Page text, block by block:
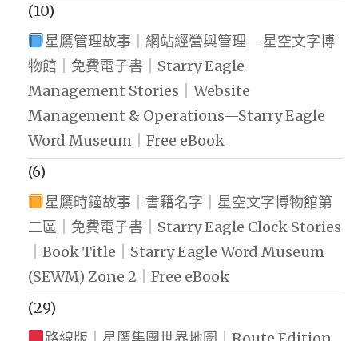
(10)
星鷹管理故事｜網站經營與管理—星空文字博
物館｜免費電子書｜Starry Eagle
Management Stories｜Website
Management & Operations—Starry Eagle
Word Museum｜Free eBook
(6)
星鷹時鐘故事｜書籍名字｜星空文字博物館第
二區｜免費電子書｜Starry Eagle Clock Stories
｜Book Title｜Starry Eagle Word Museum
(SEWM) Zone 2｜Free eBook
(29)